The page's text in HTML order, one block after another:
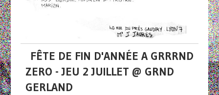
FÊTE DE FIN D'ANNÉE A GRRRND
ZERO - JEU 2 JUILLET @ GRND
GERLAND